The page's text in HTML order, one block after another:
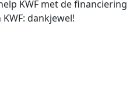
KWF met de financiering
dankjewel!